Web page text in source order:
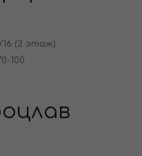
16 (2 этаж)
100